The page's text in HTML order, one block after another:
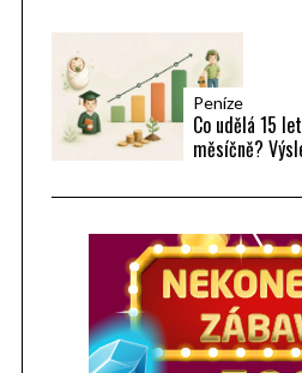
Peníze
Co udělá 15
měsíčně?